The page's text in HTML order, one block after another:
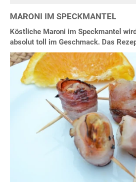
MARONI IM SPECKMANTEL
Köstliche Maroni im Speckmantel
absolut toll im Geschmack. Das